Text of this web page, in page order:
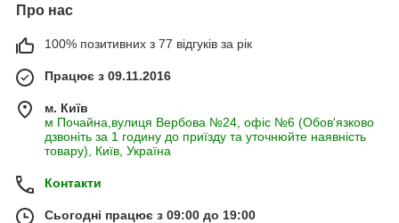
Про нас
100% позитивних з 77 відгуків за рік
Працює з 09.11.2016
м. Київ
м Почайна,вулиця Вербова №24, офіс №6 (Обов'язково
дзвоніть за 1 годину до приїзду та уточнюйте наявність
товару), Київ, Україна
Контакти
Сьогодні працює з 09:00 до 19:00